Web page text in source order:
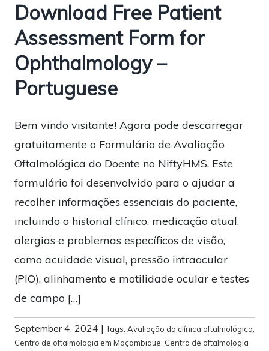
Download Free Patient
Assessment Form for
Ophthalmology –
Portuguese
Bem vindo visitante! Agora pode descarregar
gratuitamente o Formulário de Avaliação
Oftalmológica do Doente no NiftyHMS. Este
formulário foi desenvolvido para o ajudar a
recolher informações essenciais do paciente,
incluindo o historial clínico, medicação atual,
alergias e problemas específicos de visão,
como acuidade visual, pressão intraocular
(PIO), alinhamento e motilidade ocular e testes
de campo […]
September 4, 2024 |Tags: Avaliação da clínica oftalmológica
Centro de oftalmologia em Moçambique Centro de oftalmologia